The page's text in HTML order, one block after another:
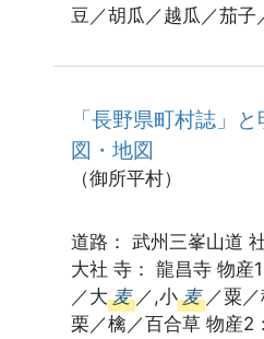
豆／胡瓜／越瓜／茄子
「長野県町村誌」
図・地図
（御所平村）
道路： 武州三峯山道
大社 寺： 龍昌寺 物産
／大 麦 ／,小 麦 ／粟
栗／檎／百合草 物産2